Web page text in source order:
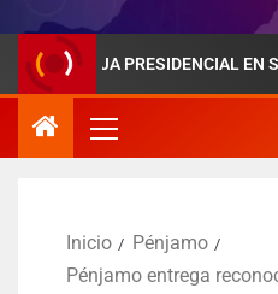
PRESIDENCIAL EN
Inicio
Pénjamo
Pénjamo entrega